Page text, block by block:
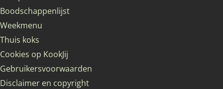
Boodschappenlijst
Weekmenu
Thuis koks
Cookies op KookJij
Gebruikersvoorwaarden
Disclaimer en copyright